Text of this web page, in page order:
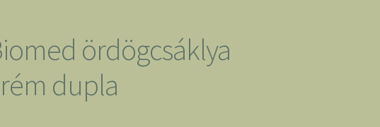
ördögcsáklya
dupla